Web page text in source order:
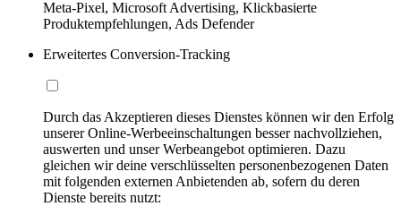
Meta-Pixel, Microsoft Advertising, Klickbasierte
Produktempfehlungen, Ads Defender
Erweitertes Conversion-Tracking
Durch das Akzeptieren dieses Dienstes können wir den Erfolg
unserer Online-Werbeeinschaltungen besser nachvollziehen,
auswerten und unser Werbeangebot optimieren. Dazu
gleichen wir deine verschlüsselten personenbezogenen Daten
mit folgenden externen Anbietenden ab, sofern du deren
Dienste bereits nutzt: